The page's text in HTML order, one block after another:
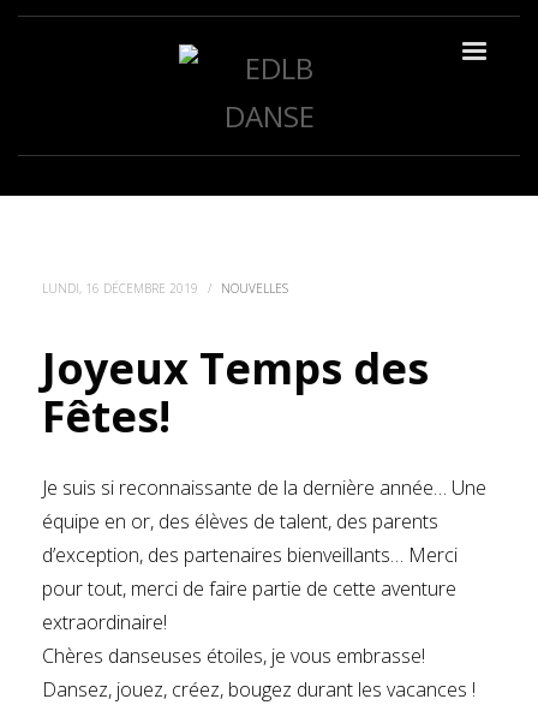
LUNDI, 16 DÉCEMBRE 2019 / NOUVELLES
Joyeux Temps des
Fêtes!
Je suis si reconnaissante de la dernière année… Une
équipe en or, des élèves de talent, des parents
d’exception, des partenaires bienveillants… Merci
pour tout, merci de faire partie de cette aventure
extraordinaire!
Chères danseuses étoiles, je vous embrasse!
Dansez, jouez, créez, bougez durant les vacances !